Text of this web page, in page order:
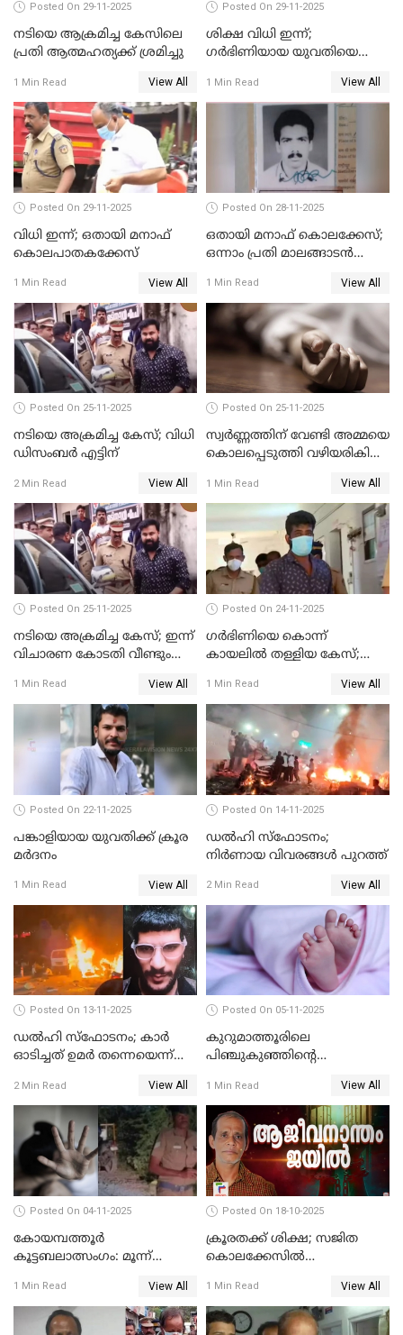
Posted On 29-11-2025
നടിയെ ആക്രമിച്ച കേസിലെ
പ്രതി ആത്മഹത്യക്ക് ശ്രമിച്ചു
1 Min Read View All
Posted On 29-11-2025
ശിക്ഷ വിധി ഇന്ന്;
ഗർഭിണിയായ യുവതിയെ
കേസ്
1 Min Read View All
Posted On 29-11-2025
വിധി ഇന്ന്; ഒതായി മനാഫ്
കൊലപാതകക്കേസ്
1 Min Read View All
Posted On 28-11-2025
ഒതായി മനാഫ് കൊലക്കേസ്;
ഒന്നാം പ്രതി മാലങ്ങാടന്‍
1 Min Read View All
Posted On 25-11-2025
നടിയെ അക്രമിച്ച കേസ്; വിധി
ഡിസംബര്‍ എട്ടിന്
2 Min Read View All
Posted On 25-11-2025
സ്വർണ്ണത്തിന് വേണ്ടി അമ്മയെ
കൊലപ്പെടുത്തി വഴിയരികിൽ
പിടിയിൽ
1 Min Read View All
Posted On 25-11-2025
നടിയെ അക്രമിച്ച കേസ്; ഇന്ന്
വിചാരണ കോടതി വീണ്ടും
1 Min Read View All
Posted On 24-11-2025
ഗര്‍ഭിണിയെ കൊന്ന്
കായലില്‍ തള്ളിയ കേസ്;
1 Min Read View All
Posted On 22-11-2025
പങ്കാളിയായ യുവതിക്ക് ക്രൂര
മര്‍ദനം
1 Min Read View All
Posted On 14-11-2025
ഡല്‍ഹി സ്‌ഫോടനം;
നിര്‍ണായ വിവരങ്ങള്‍ പുറത്ത്
2 Min Read View All
Posted On 13-11-2025
ഡല്‍ഹി സ്‌ഫോടനം; കാര്‍
ഓടിച്ചത് ഉമര്‍ തന്നെയെന്ന്
പരിശോധനാഫലം
2 Min Read View All
Posted On 05-11-2025
കുറുമാത്തൂരിലെ
പിഞ്ചുകുഞ്ഞിന്റെ
അറസ്റ്റില്‍
1 Min Read View All
Posted On 04-11-2025
കോയമ്പത്തൂർ
കൂട്ടബലാത്സംഗം: മൂന്ന്
1 Min Read View All
Posted On 18-10-2025
ക്രൂരതക്ക് ശിക്ഷ; സജിത
കൊലക്കേസില്‍
ഇരട്ടജീവപര്യന്തം
1 Min Read View All